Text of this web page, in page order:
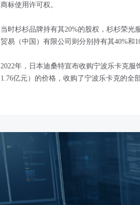
商标使用许可权。
当时杉杉品牌持有其20%的股权，杉杉荣光
贸易（中国）有限公司则分别持有其40%和
2022年，日本迪桑特宣布收购宁波乐卡克
1.76亿元）的价格，收购了宁波乐卡克的全部